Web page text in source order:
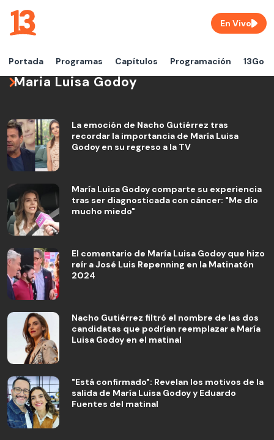
Portada Programas Capítulos Programación 13Go
En Vivo
Maria Luisa Godoy
La emoción de Nacho Gutiérrez tras
recordar la importancia de María Luisa
Godoy en su regreso a la TV
María Luisa Godoy comparte su experiencia
tras ser diagnosticada con cáncer: "Me dio
mucho miedo"
El comentario de María Luisa Godoy que hizo
reír a José Luis Repenning en la Matinatón
2024
Nacho Gutiérrez filtró el nombre de las dos
candidatas que podrían reemplazar a María
Luisa Godoy en el matinal
"Está confirmado": Revelan los motivos de la
salida de María Luisa Godoy y Eduardo
Fuentes del matinal